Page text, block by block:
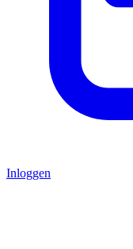
Inloggen